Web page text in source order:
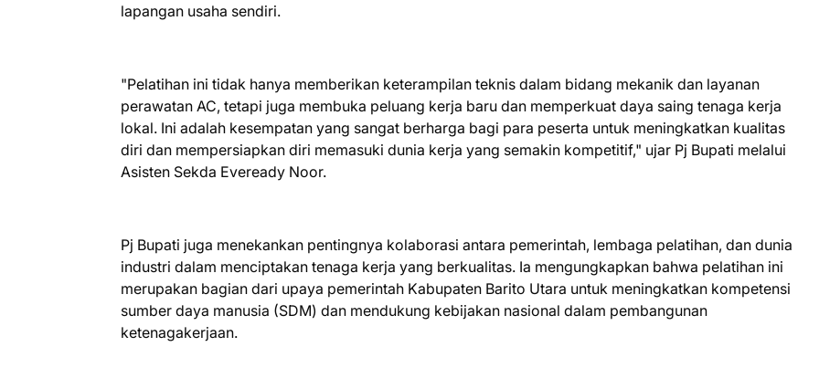
lapangan usaha sendiri.
"Pelatihan ini tidak hanya memberikan keterampilan teknis dalam bidang mekanik dan layanan
perawatan AC, tetapi juga membuka peluang kerja baru dan memperkuat daya saing tenaga kerja
lokal. Ini adalah kesempatan yang sangat berharga bagi para peserta untuk meningkatkan kualitas
diri dan mempersiapkan diri memasuki dunia kerja yang semakin kompetitif," ujar Pj Bupati melalui
Asisten Sekda Eveready Noor.
Pj Bupati juga menekankan pentingnya kolaborasi antara pemerintah, lembaga pelatihan, dan dunia
industri dalam menciptakan tenaga kerja yang berkualitas. Ia mengungkapkan bahwa pelatihan ini
merupakan bagian dari upaya pemerintah Kabupaten Barito Utara untuk meningkatkan kompetensi
sumber daya manusia (SDM) dan mendukung kebijakan nasional dalam pembangunan
ketenagakerjaan.